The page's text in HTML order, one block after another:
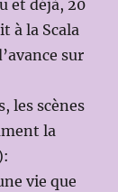
et déjà, 20
à la Scala
sur
les scènes
la
vie que